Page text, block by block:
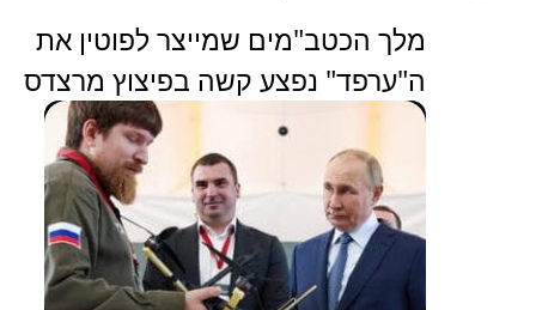
מלך הכטב"מים שמייצר לפוטין את
ה"ערפד" נפצע קשה בפיצוץ מרצדס